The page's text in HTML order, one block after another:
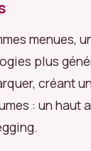
menues,
plus
créant
: un haut